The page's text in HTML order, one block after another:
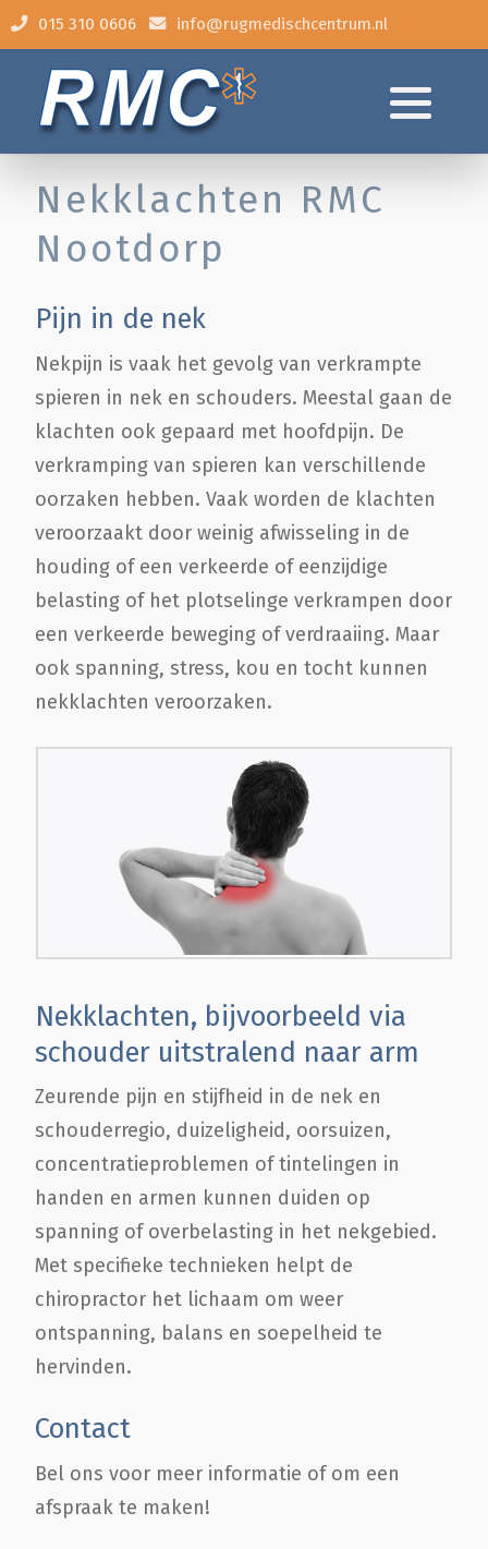
015 310 0606 info@rugmedischcentrum.nl
Nekklachten RMC
Nootdorp
Pijn in de nek
Nekpijn is vaak het gevolg van verkrampte
spieren in nek en schouders. Meestal gaan de
klachten ook gepaard met hoofdpijn. De
verkramping van spieren kan verschillende
oorzaken hebben. Vaak worden de klachten
veroorzaakt door weinig afwisseling in de
houding of een verkeerde of eenzijdige
belasting of het plotselinge verkrampen door
een verkeerde beweging of verdraaiing. Maar
ook spanning, stress, kou en tocht kunnen
nekklachten veroorzaken.
Nekklachten, bijvoorbeeld via
schouder uitstralend naar arm
Zeurende pijn en stijfheid in de nek en
schouderregio, duizeligheid, oorsuizen,
concentratieproblemen of tintelingen in
handen en armen kunnen duiden op
spanning of overbelasting in het nekgebied.
Met specifieke technieken helpt de
chiropractor het lichaam om weer
ontspanning, balans en soepelheid te
hervinden.
Contact
Bel ons voor meer informatie of om een
afspraak te maken!
Algemene klachten
Behandeling
Tarieven
Veel gestelde vragen